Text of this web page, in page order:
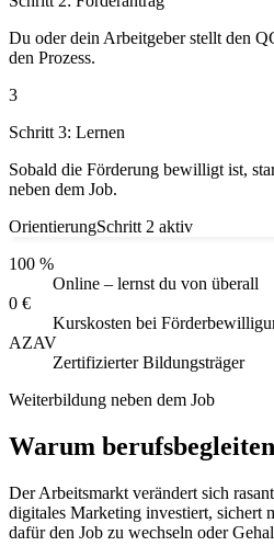
Du oder dein Arbeitgeber stellt den
den Prozess.
3
Schritt 3: Lernen
Sobald die Förderung bewilligt ist,
neben dem Job.
OrientierungSchritt 2 aktiv
100 %
Online – lernst du von überall
0 €
Kurskosten bei
AZAV
Zertifizierter Bildungsträger
Weiterbildung neben dem Job
Warum
Der Arbeitsmarkt verändert sich
digitales Marketing investiert, sichert
dafür den Job zu wechseln oder